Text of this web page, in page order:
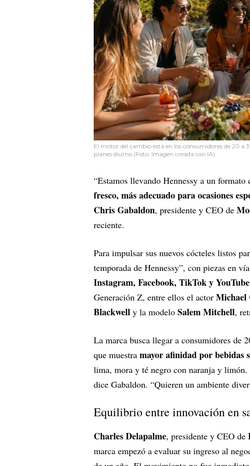
El motor del cambio está en los consumidores de 20 a
planes diurno (Foto: Imagen creada con IA)
“Estamos llevando Hennessy a un formato
fresco, más adecuado para ocasiones
Chris Gabaldon, presidente y CEO de
reciente.
Para impulsar sus nuevos cócteles listos
temporada de Hennessy”, con piezas en
Instagram, Facebook, TikTok y YouTube
Generación Z, entre ellos el actor Michael
Blackwell y la modelo Salem Mitchell,
La marca busca llegar a consumidores de
que muestra mayor afinidad por bebidas
lima, mora y té negro con naranja y
dice Gabaldon. “Quieren un ambiente
Equilibrio entre innovación en
Charles Delapalme, presidente y CEO de
marca empezó a evaluar su ingreso al